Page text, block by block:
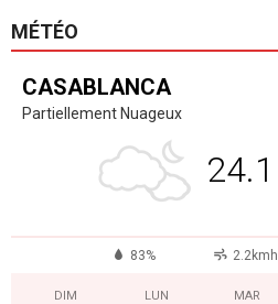
MÉTÉO
CASABLANCA
Partiellement Nuageux
24.1
83% 2.2kmh
DIM LUN MAR